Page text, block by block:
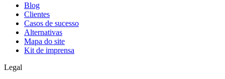
Blog
Clientes
Casos de sucesso
Alternativas
Mapa do site
Kit de imprensa
Legal